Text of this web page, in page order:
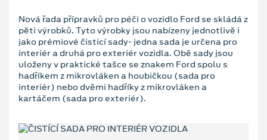
Nová řada přípravků pro péči o vozidlo Ford se skládá z
pěti výrobků. Tyto výrobky jsou nabízeny jednotlivě i
jako prémiové čisticí sady- jedna sada je určena pro
interiér a druhá pro exteriér vozidla. Obě sady jsou
uloženy v praktické tašce se znakem Ford spolu s
hadříkem z mikrovláken a houbičkou (sada pro
interiér) nebo dvěmi hadříky z mikrovláken a
kartáčem (sada pro exteriér).